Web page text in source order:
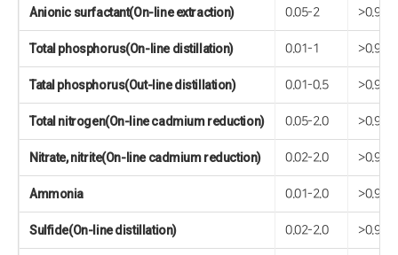
Anionic surfactant(On-line extraction) 0.05-2 >0.999
Total phosphorus(On-line distillation) 0.01-1 >0.999
Tatal phosphorus(Out-line distillation) 0.01-0.5 >0.999
Total nitrogen(On-line cadmium reduction) 0.05-2.0 >0.999
Nitrate, nitrite(On-line cadmium reduction) 0.02-2.0 >0.999
Ammonia 0.01-2.0 >0.999
Sulfide(On-line distillation) 0.02-2.0 >0.999